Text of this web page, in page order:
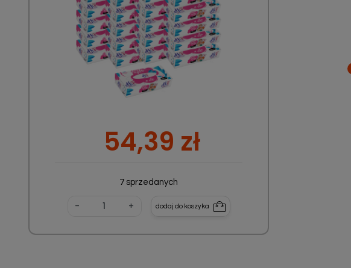
54,39 zł
7 sprzedanych
- + dodaj do koszyka